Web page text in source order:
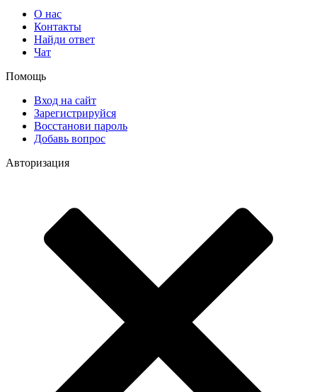
О нас
Контакты
Найди ответ
Чат
Помощь
Вход на сайт
Зарегистрируйся
Восстанови пароль
Добавь вопрос
Авторизация